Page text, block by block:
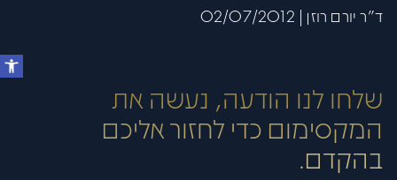
ד"ר יורם רוזן | 02/07/2012
שלחו לנו הודעה, נעשה את
המקסימום כדי לחזור אליכם
בהקדם.